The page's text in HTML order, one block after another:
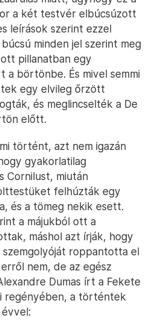
a két testvér elbúcsúzott
leírások szerint ezzel
minden jel szerint meg
pillanatban egy
a börtönbe. És mivel semmi
egy elvileg őrzött
és meglincselték a De
előtt.
történt, azt nem igazán
gyakorlatilag
Cornilust, miután
felhúzták egy
és a tömeg nekik esett.
a májukból ott a
máshol azt írják, hogy
roppantotta el
nem, de az egész
Dumas írt a Fekete
regényében, a történtek